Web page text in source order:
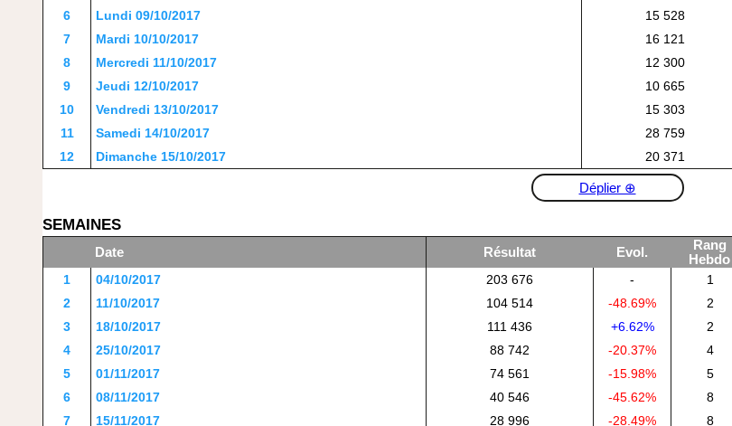
6
Lundi 09/10/2017 15 528
7
Mardi 10/10/2017 16 121
8
Mercredi 11/10/2017 12 300
9
Jeudi 12/10/2017 10 665
10
Vendredi 13/10/2017 15 303
11
Samedi 14/10/2017 28 759
12
Dimanche 15/10/2017 20 371
Déplier ⊕
SEMAINES
Date Résultat Evol.
Rang
Hebdo
1
04/10/2017 203 676 - 1
2
11/10/2017 104 514 -48.69% 2
3
18/10/2017 111 436 +6.62% 2
4
25/10/2017 88 742 -20.37% 4
5
01/11/2017 74 561 -15.98% 5
6
08/11/2017 40 546 -45.62% 8
7
15/11/2017 28 996 -28.49% 8